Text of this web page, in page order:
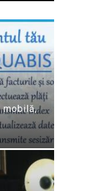
mobilă,